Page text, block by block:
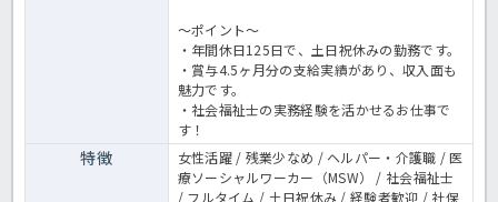
～ポイント～
・年間休日125日で、土日祝休みの勤務です。
・賞与4.5ヶ月分の支給実績があり、収入面も
魅力です。
・社会福祉士の実務経験を活かせるお仕事で
す！
特徴
女性活躍 / 残業少なめ / ヘルパー・介護職 / 医
療ソーシャルワーカー（MSW） / 社会福祉士
/ フルタイム / 土日祝休み / 経験者歓迎 / 社保